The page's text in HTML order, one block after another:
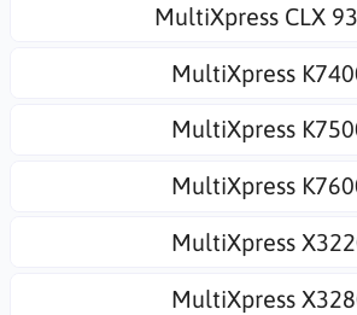
MultiXpress CLX
MultiXpress
MultiXpress
MultiXpress
MultiXpress
MultiXpress